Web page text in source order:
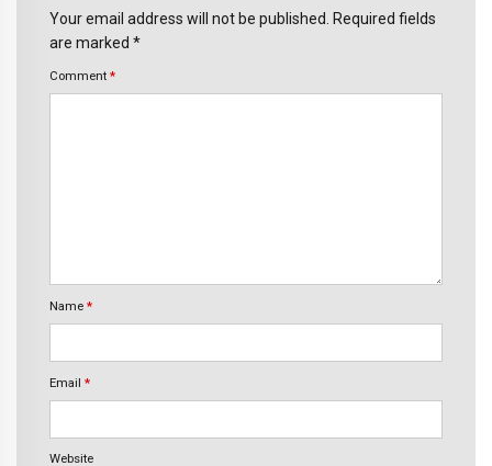
Your email address will not be published. Required fields
are marked *
Comment *
Name *
Email *
Website